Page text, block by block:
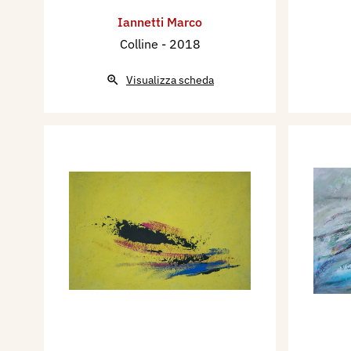
Iannetti Marco
Colline - 2018
Visualizza scheda